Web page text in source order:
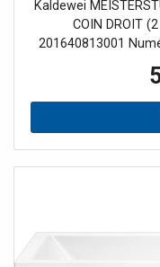
cm,
Kaldewei
COIN DROIT
201640813001
avec bonde
usine - avec fonction
et trop-plein
et puriste